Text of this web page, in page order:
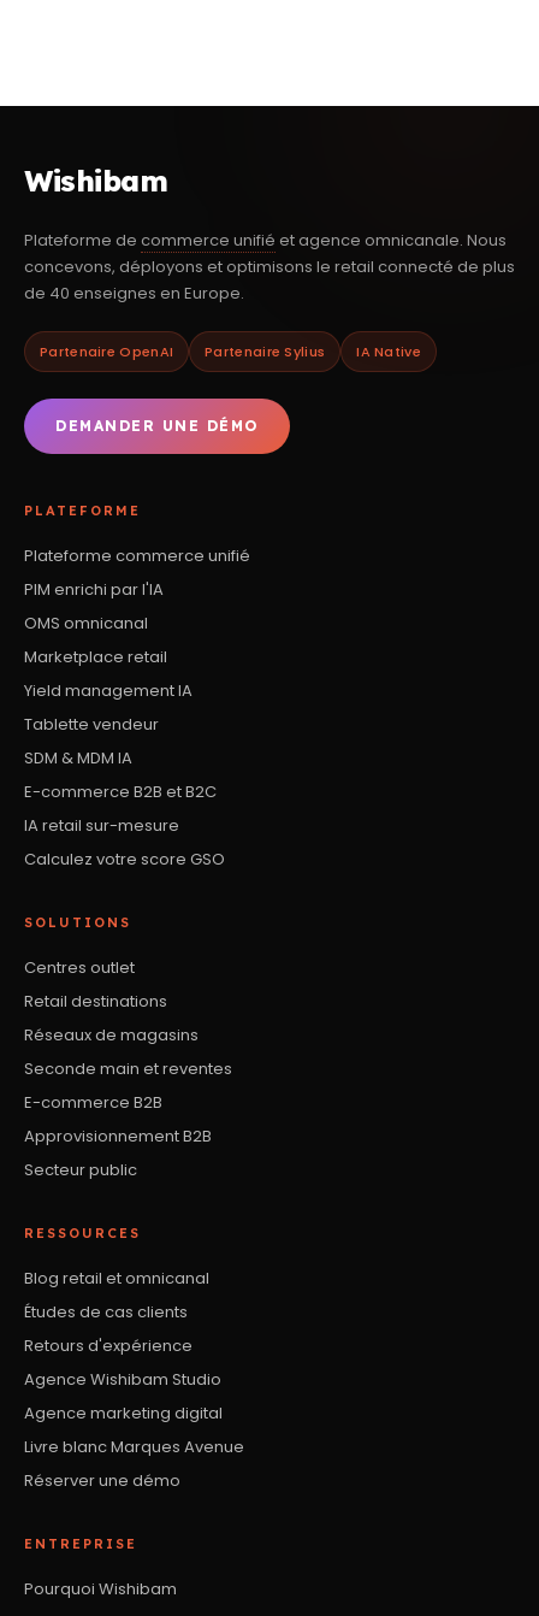
Wishibam
Plateforme de commerce unifié et agence omnicanale. Nous
concevons, déployons et optimisons le retail connecté de plus
de 40 enseignes en Europe.
Partenaire OpenAI Partenaire Sylius IA Native
DEMANDER UNE DÉMO
PLATEFORME
Plateforme commerce unifié
PIM enrichi par l'IA
OMS omnicanal
Marketplace retail
Yield management IA
Tablette vendeur
SDM & MDM IA
E-commerce B2B et B2C
IA retail sur-mesure
Calculez votre score GSO
SOLUTIONS
Centres outlet
Retail destinations
Réseaux de magasins
Seconde main et reventes
E-commerce B2B
Approvisionnement B2B
Secteur public
RESSOURCES
Blog retail et omnicanal
Études de cas clients
Retours d'expérience
Agence Wishibam Studio
Agence marketing digital
Livre blanc Marques Avenue
Réserver une démo
ENTREPRISE
Pourquoi Wishibam